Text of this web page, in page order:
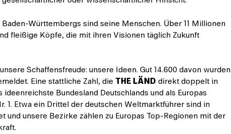
Württembergs sind seine Menschen. Über 11 Millionen
fleißige Köpfe, die mit ihren Visionen täglich Zukunft
Schaffensfreude: unsere Ideen. Gut 14.600 davon wurden
Eine stattliche Zahl, die THE LÄND direkt doppelt in
ideenreichste Bundesland Deutschlands und als Europas
1. Etwa ein Drittel der deutschen Weltmarktführer sind in
und unsere Bezirke zählen zu Europas Top-Regionen mit der